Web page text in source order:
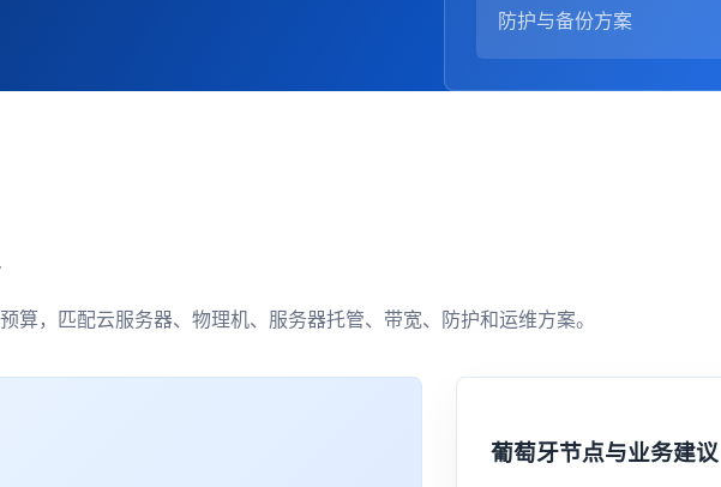
防护与备份方案
算，匹配云服务器、物理机、服务器托管、带宽、防护和运维方案。
葡萄牙节点与业务建议